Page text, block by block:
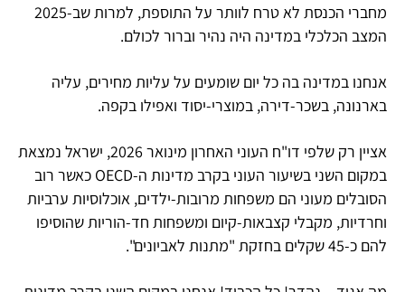
מחברי הכנסת לא טרח לוותר על התוספת, למרות שב-2025
המצב הכלכלי במדינה היה נהיר וברור לכולם.
אנחנו במדינה בה כל יום שומעים על עליות מחירים, עליה
בארנונה, בשכר-דירה, במוצרי-יסוד ואפילו בקפה.
אציין רק שלפי דו"ח העוני האחרון מינואר 2026, ישראל נמצאת
במקום השני בשיעור העוני בקרב מדינות ה-OECD כאשר רוב
הסובלים מעוני הם משפחות מרובות-ילדים, אוכלוסיות ערביות
וחרדיות, מקבלי קצבאות-קיום ומשפחות חד-הוריות שהוסיפו
להם כ-45 שקלים בחזקת "מתנות לאביונים".